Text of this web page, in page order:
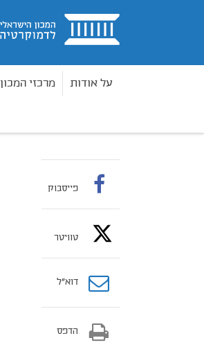
בית
על אודות מרכזי המכון
פייסבוק
טוויטר
דוא”ל
הדפס